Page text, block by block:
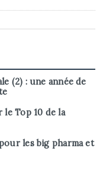
(2) : une année de
Top 10 de la
les big pharma et